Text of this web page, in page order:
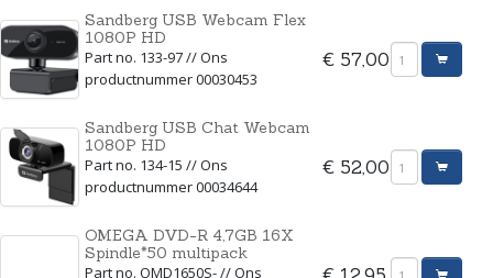
Sandberg USB Webcam Flex
1080P HD
Part no. 133-97 // Ons
productnummer 00030453
€ 57,00
Sandberg USB Chat Webcam
1080P HD
Part no. 134-15 // Ons
productnummer 00034644
€ 52,00
OMEGA DVD-R 4,7GB 16X
Spindle*50 multipack
Part no. OMD1650S- // Ons